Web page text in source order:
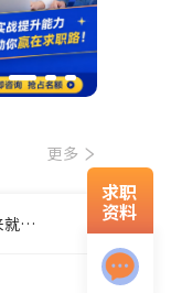
更多
美国留学回国就业怎么样？美国留学回来就业前景
求职
资料